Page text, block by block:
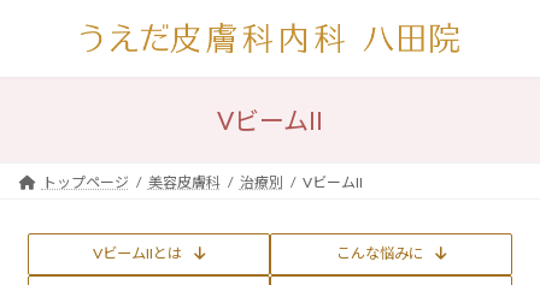
ン
ー
VビームII
トップページ 美容皮膚科 治療別 VビームII
VビームIIとは こんな悩みに